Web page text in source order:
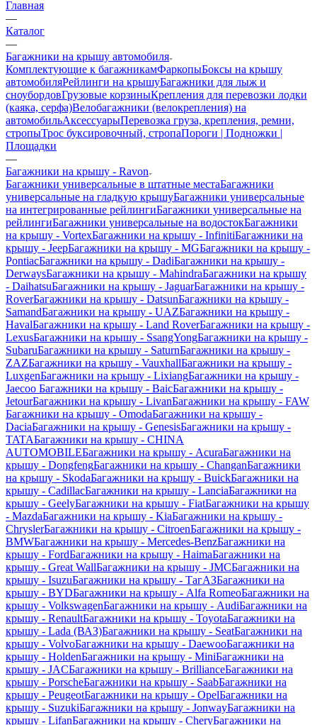
Главная
—
Каталог
—
Багажники на крышу автомобиля
Комплектующие к багажникамФаркопыБоксы на крышу
автомобиляРейлинги на крышуБагажники для лыж и
сноубордовГрузовые корзиныКрепления для перевозки лодки
(каяка, серфа)Велобагажники (велокрепления) на
автомобильАксессуарыПеревозка груза, крепления, ремни,
стропыТрос буксировочный, стропаПороги | Подножки |
Площадки
—
Багажники на крышу - Ravon
Багажники универсальные в штатные местаБагажники
универсальные на гладкую крышуБагажники универсальные
на интегрированные рейлингиБагажники универсальные на
рейлингиБагажники универсальные на водостокБагажники
на крышу - VortexБагажники на крышу - InfinitiБагажники на
крышу - JeepБагажники на крышу - MGБагажники на крышу -
PontiacБагажники на крышу - DadiБагажники на крышу -
DerwaysБагажники на крышу - MahindraБагажники на крышу
- DaihatsuБагажники на крышу - JaguarБагажники на крышу -
RoverБагажники на крышу - DatsunБагажники на крышу -
SamandБагажники на крышу - UAZБагажники на крышу -
HavalБагажники на крышу - Land RoverБагажники на крышу -
LexusБагажники на крышу - SsangYongБагажники на крышу -
SubaruБагажники на крышу - SaturnБагажники на крышу -
ZAZБагажники на крышу - VauxhallБагажники на крышу -
LuxgenБагажники на крышу - LixiangБагажники на крышу -
Jaecoo Багажники на крышу - BaicБагажники на крышу -
JetourБагажники на крышу - LivanБагажники на крышу - FAW
Багажники на крышу - OmodaБагажники на крышу -
DaciaБагажники на крышу - GenesisБагажники на крышу -
TATAБагажники на крышу - CHINA
AUTOMOBILEБагажники на крышу - AcuraБагажники на
крышу - DongfengБагажники на крышу - ChanganБагажники
на крышу - SkodaБагажники на крышу - BuickБагажники на
крышу - CadillacБагажники на крышу - LanciaБагажники на
крышу - GeelyБагажники на крышу - FiatБагажники на крышу
- MazdaБагажники на крышу - KiaБагажники на крышу -
ChryslerБагажники на крышу - CitroenБагажники на крышу -
BMWБагажники на крышу - Mercedes-BenzБагажники на
крышу - FordБагажники на крышу - HaimaБагажники на
крышу - Great WallБагажники на крышу - JMCБагажники на
крышу - IsuzuБагажники на крышу - ТагАЗБагажники на
крышу - BYDБагажники на крышу - Alfa RomeoБагажники на
крышу - VolkswagenБагажники на крышу - AudiБагажники на
крышу - RenaultБагажники на крышу - ToyotaБагажники на
крышу - Lada (ВАЗ)Багажники на крышу - SeatБагажники на
крышу - VolvoБагажники на крышу - DaewooБагажники на
крышу - HoldenБагажники на крышу - MiniБагажники на
крышу - JACБагажники на крышу - BrillianceБагажники на
крышу - PorscheБагажники на крышу - SaabБагажники на
крышу - PeugeotБагажники на крышу - OpelБагажники на
крышу - SuzukiБагажники на крышу - JonwayБагажники на
крышу - LifanБагажники на крышу - CheryБагажники на